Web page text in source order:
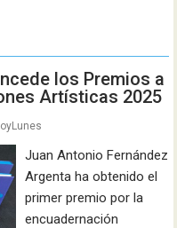
los Premios a
Artísticas 2025
Juan Antonio Fernández
Argenta ha obtenido el
primer premio por la
encuadernación